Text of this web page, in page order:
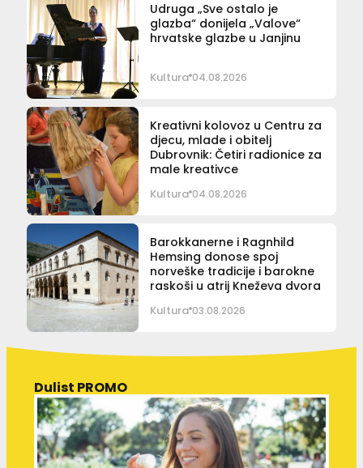
Udruga „Sve ostalo je
glazba“ donijela „Valove“
hrvatske glazbe u Janjinu
Kultura 04.08.2026
Kreativni kolovoz u Centru za
djecu, mlade i obitelj
Dubrovnik: Četiri radionice za
male kreativce
Kultura 04.08.2026
Barokkanerne i Ragnhild
Hemsing donose spoj
norveške tradicije i barokne
raskoši u atrij Kneževa dvora
Kultura 03.08.2026
Dulist PROMO